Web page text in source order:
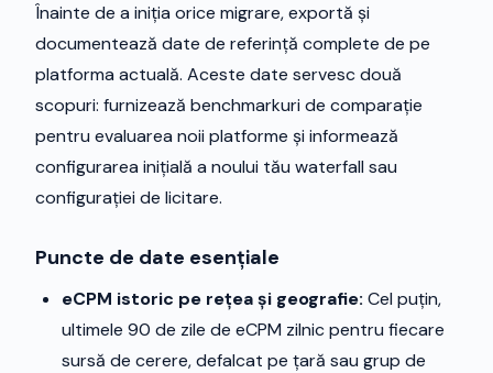
Înainte de a iniția orice migrare, exportă și
documentează date de referință complete de pe
platforma actuală. Aceste date servesc două
scopuri: furnizează benchmarkuri de comparație
pentru evaluarea noii platforme și informează
configurarea inițială a noului tău waterfall sau
configurației de licitare.
Puncte de date esențiale
eCPM istoric pe rețea și geografie: Cel puțin,
ultimele 90 de zile de eCPM zilnic pentru fiecare
sursă de cerere, defalcat pe țară sau grup de